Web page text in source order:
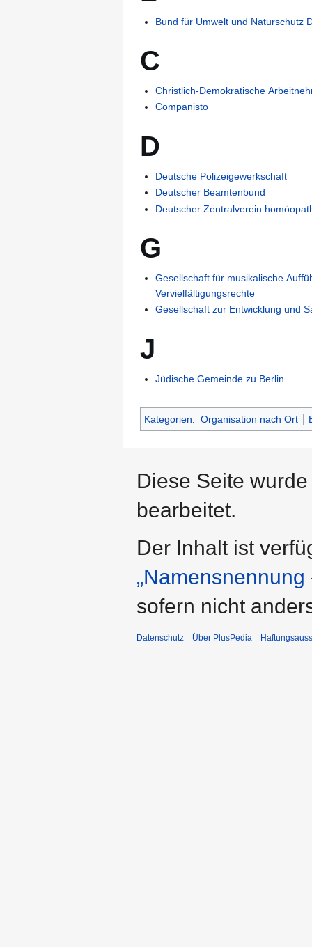
Bund für Umwelt und Naturschutz
C
Christlich-Demokratische
Companisto
D
Deutsche Polizeigewerkschaft
Deutscher Beamtenbund
Deutscher Zentralverein
G
Gesellschaft für musikalische
Vervielfältigungsrechte
Gesellschaft zur Entwicklung und
J
Jüdische Gemeinde zu Berlin
Kategorien: Organisation nach Ort
Diese Seite
bearbeitet.
Der Inhalt ist
sofern nicht
Datenschutz Über PlusPedia